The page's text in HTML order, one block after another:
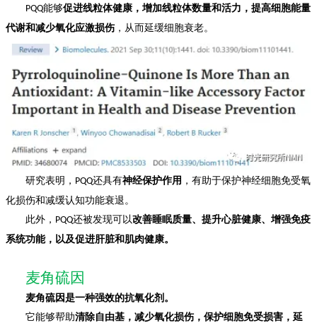
PQQ能够促进线粒体健康，增加线粒体数量和活力，提高细胞能量
代谢和减少氧化应激损伤，从而延缓细胞衰老。
研究表明， PQQ还具有神经保护作用 ，有助于保护神经细胞免受氧
化损伤和减缓认知功能衰退。
此外， PQQ还被发现可以改善睡眠质量、提升心脏健康、增强免疫
系统功能，以及促进肝脏和肌肉健康。
麦角硫因
麦角硫因是一种强效的抗氧化剂。
它能够帮助清除自由基，减少氧化损伤，保护细胞免受损害，延